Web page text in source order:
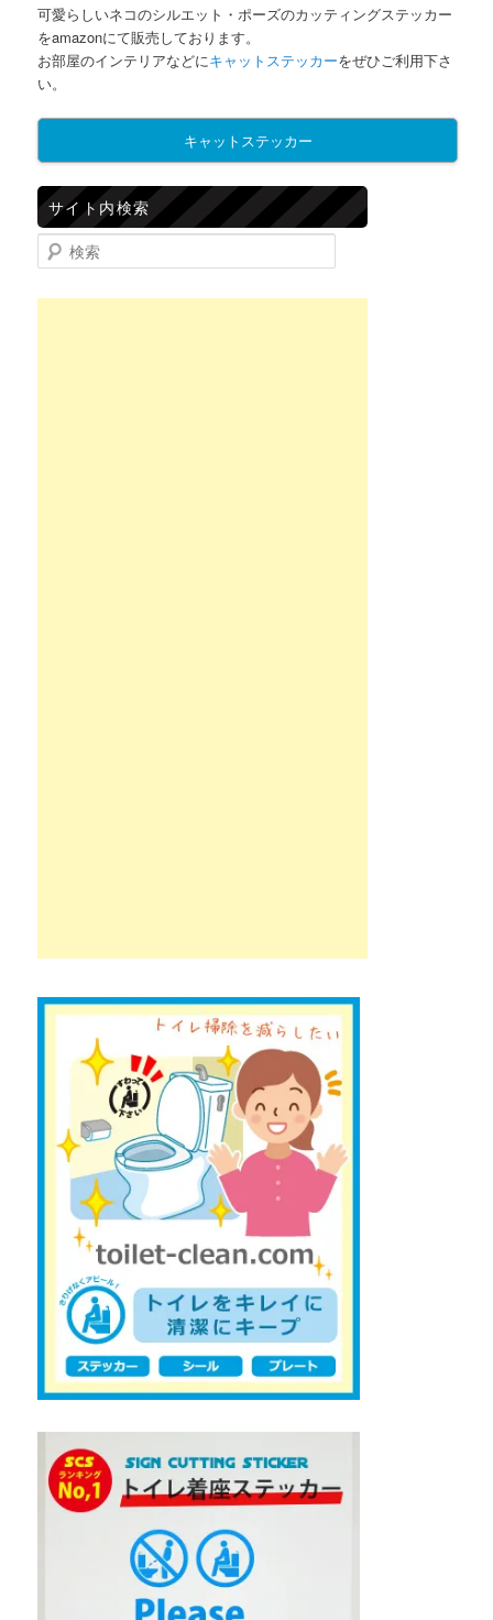
可愛らしいネコのシルエット・ポーズのカッティングステッカー
をamazonにて販売しております。
お部屋のインテリアなどにキャットステッカーをぜひご利用下さ
い。
キャットステッカー
サイト内検索
検索